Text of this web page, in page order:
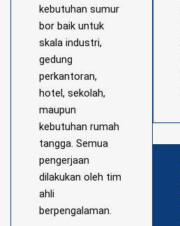
kebutuhan sumur
bor baik untuk
skala industri,
gedung
perkantoran,
hotel, sekolah,
maupun
kebutuhan rumah
tangga. Semua
pengerjaan
dilakukan oleh tim
ahli
berpengalaman.